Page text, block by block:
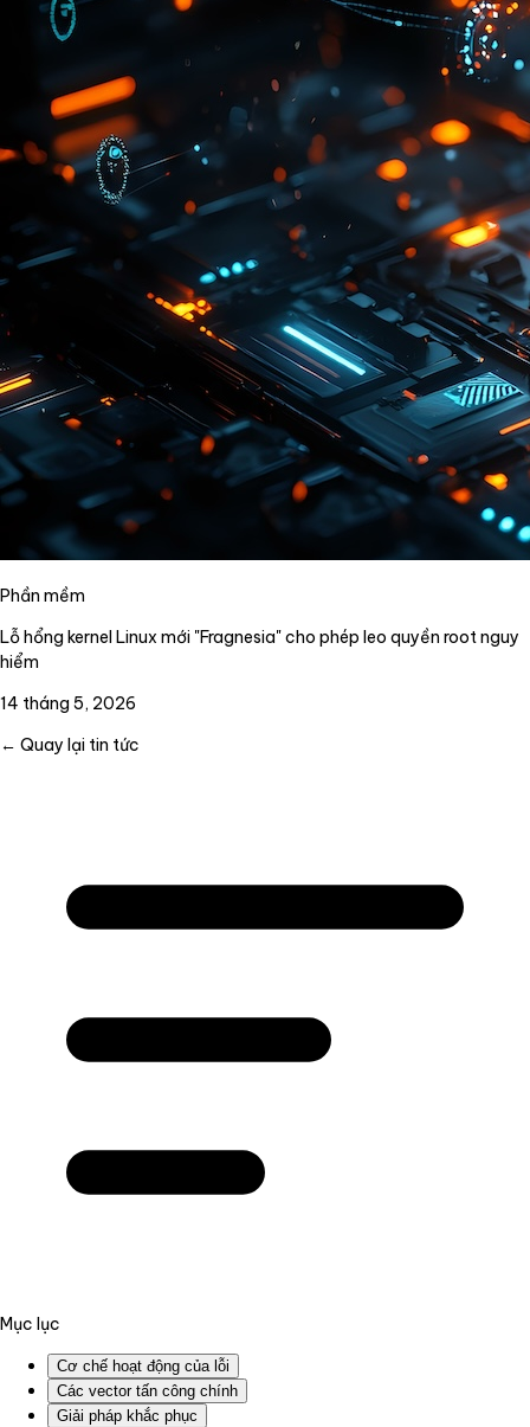
Phần mềm
Lỗ hổng kernel Linux mới "Fragnesia" cho phép leo quyền root nguy
hiểm
14 tháng 5, 2026
← Quay lại tin tức
Mục lục
Cơ chế hoạt động của lỗi
Các vector tấn công chính
Giải pháp khắc phục